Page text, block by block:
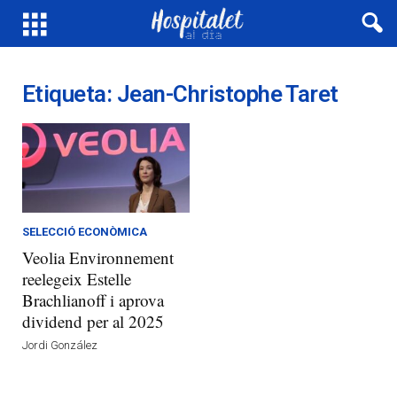
Etiqueta: Jean-Christophe Taret
SELECCIÓ ECONÒMICA
Veolia Environnement
reelegeix Estelle
Brachlianoff i aprova
dividend per al 2025
Jordi González